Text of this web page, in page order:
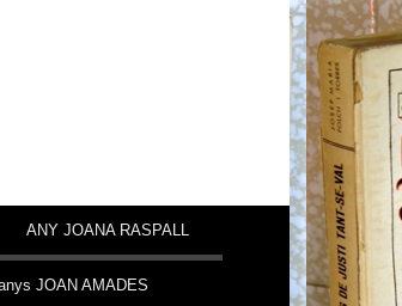
ANY JOANA RASPALL
JOAN AMADES